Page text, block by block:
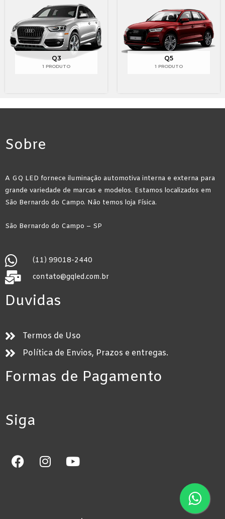
Q3
1 PRODUTO
Q5
1 PRODUTO
Sobre
A GQ LED fornece iluminação automotiva interna e externa para
grande variedade de marcas e modelos. Estamos localizados em
São Bernardo do Campo. Não temos loja Física.
São Bernardo do Campo – SP
(11) 99018-2440
contato@gqled.com.br
Duvidas
Termos de Uso
Política de Envios, Prazos e entregas.
Formas de Pagamento
Siga